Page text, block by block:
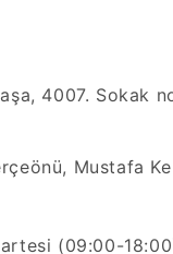
4007. Sokak
Mustafa
(09:00-